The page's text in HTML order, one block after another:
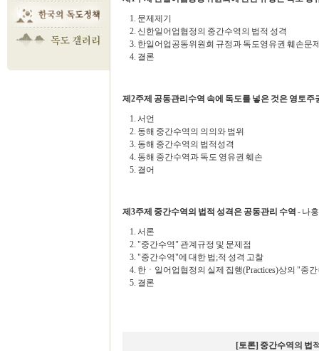
1. 문제제기
2. 신한일어업협정의 중간수역의 법적 성격
3. 한일어업공동위원회 규정과 독도영유권 훼손문
4. 결론
제2주제 공동관리수역 속에 독도를 넣은 것은 영토주
1. 서언
2. 동해 중간수역의 의의와 범위
3. 동해 중간수역의 법적성격
4. 동해 중간수역과 독도 영유권 훼손
5. 결어
제3주제 중간수역의 법적 성격은 공동관리 수역 - 나
1. 서론
2. "중간수역" 관계규정 및 문제점
3. "중간수역"에 대한 법;적 성격 고찰
4. 한ㆍ일어업협정의 실제 집행(Practices)상의 "중
5. 결론
[토론] 중간수역의 법